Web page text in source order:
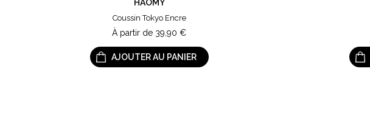
HAOMY
Coussin Tokyo Encre
À partir de 39,90 €
AJOUTER AU PANIER